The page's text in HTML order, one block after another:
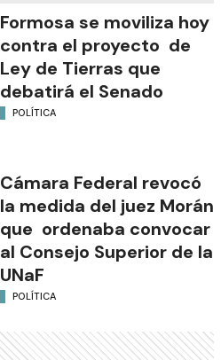
Formosa se moviliza hoy
contra el proyecto de
Ley de Tierras que
debatirá el Senado
POLÍTICA
Cámara Federal revocó
la medida del juez Morán
que ordenaba convocar
al Consejo Superior de la
UNaF
POLÍTICA